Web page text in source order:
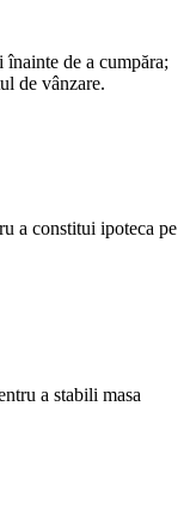
de a cumpăra;
de vânzare.
a constitui ipoteca pe
a stabili masa